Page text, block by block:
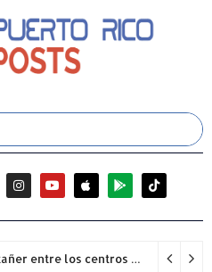
Hospital General de Castañer entre los centros de salud comunitarios con mejor desempeño clínico de Estados Unidos